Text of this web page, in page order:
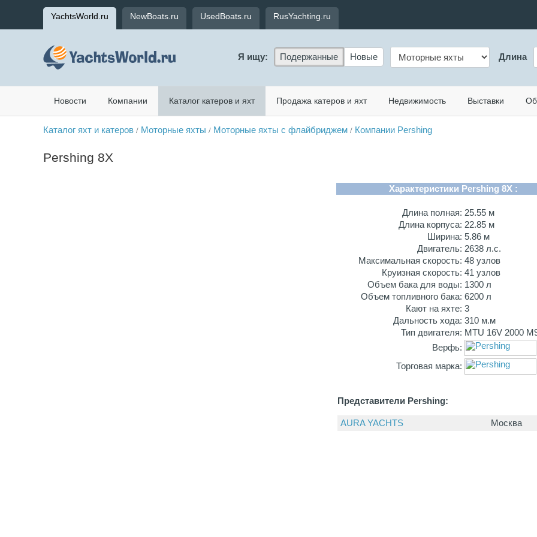
YachtsWorld.ru NewBoats.ru UsedBoats.ru RusYachting.ru
Я ищу: Подержанные Новые Длина
Новости Компании Каталог катеров и яхт Продажа катеров и яхт Недвижимость Выставки
Каталог яхт и катеров / Моторные яхты / Моторные яхты с флайбриджем / Компании Pershing
Pershing 8X
Характеристики Pershing 8X :
Длина полная: 25.55 м
Длина корпуса: 22.85 м
Ширина: 5.86 м
Двигатель: 2638 л.с.
Максимальная скорость: 48 узлов
Круизная скорость: 41 узлов
Объем бака для воды: 1300 л
Объем топливного бака: 6200 л
Кают на яхте: 3
Дальность хода: 310 м.м
Тип двигателя: MTU 16V 2000
Верфь:
Торговая марка:
Представители Pershing:
AURA YACHTS Москва